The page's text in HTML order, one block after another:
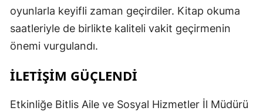
oyunlarla keyifli zaman geçirdiler. Kitap okuma
saatleriyle de birlikte kaliteli vakit geçirmenin
önemi vurgulandı.
İLETİŞİM GÜÇLENDİ
Etkinliğe Bitlis Aile ve Sosyal Hizmetler İl Müdürü